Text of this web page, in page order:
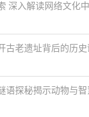
深入解读网络文化
古老遗址背后的历
语探秘揭示动物与